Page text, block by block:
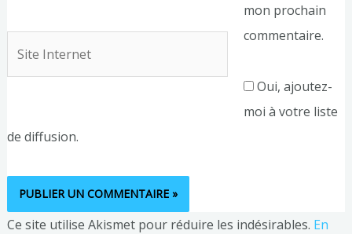
mon prochain
commentaire.
Oui, ajoutez-
moi à votre liste
de diffusion.
Ce site utilise Akismet pour réduire les indésirables. En